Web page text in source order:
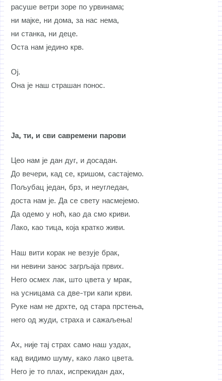
расуше ветри зоре по урвинама;
ни мајке, ни дома, за нас нема,
ни станка, ни деце.
Оста нам једино крв.
Ој.
Она је наш страшан понос.
Ја, ти, и сви савремени парови
Цео нам је дан дуг, и досадан.
До вечери, кад се, кришом, састајемо.
Пољубац један, брз, и неугледан,
доста нам је. Да се свету насмејемо.
Да одемо у ноћ, као да смо криви.
Лако, као тица, која кратко живи.
Наш вити корак не везује брак,
ни невини занос загрљаја првих.
Него осмех лак, што цвета у мрак,
на усницама са две-три капи крви.
Руке нам не дрхте, од стара прстења,
него од жуди, страха и сажаљења!
Ах, није тај страх само наш уздах,
кад видимо шуму, како лако цвета.
Него је то плах, испрекидан дах,